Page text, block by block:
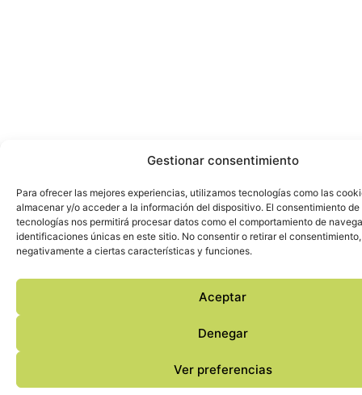
Gestionar consentimiento
Para ofrecer las mejores experiencias, utilizamos tecnologías como las
almacenar y/o acceder a la información del dispositivo. El consentimiento de
tecnologías nos permitirá procesar datos como el comportamiento de
identificaciones únicas en este sitio. No consentir o retirar el
negativamente a ciertas características y funciones.
Aceptar
Denegar
Ver preferencias